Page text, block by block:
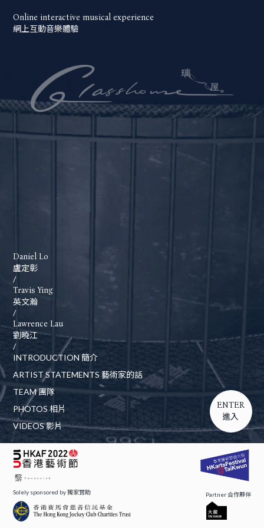
Online interactive musical experience
網上互動音樂體驗
Daniel Lo
盧定彰
/
Travis Ying
英文瀚
/
Lawrence Lau
劉曉江
/
INTRODUCTION 簡介
ARTIST STATEMENTS 藝術家的話
TEAM 團隊
PHOTOS 相片
VIDEOS 影片
ENTER
進入
Solely sponsored by 獨家贊助 Partner 合作夥伴